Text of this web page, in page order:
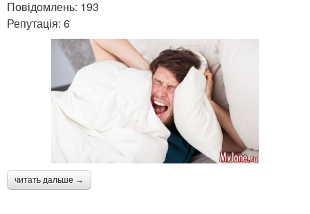
Повідомлень: 193
Репутація: 6
читать дальше →